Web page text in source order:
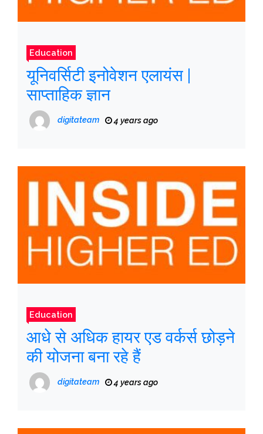
Education
यूनिवर्सिटी इनोवेशन एलायंस |
साप्ताहिक ज्ञान
digitateam 4 years ago
Education
आधे से अधिक हायर एड वर्कर्स छोड़ने
की योजना बना रहे हैं
digitateam 4 years ago